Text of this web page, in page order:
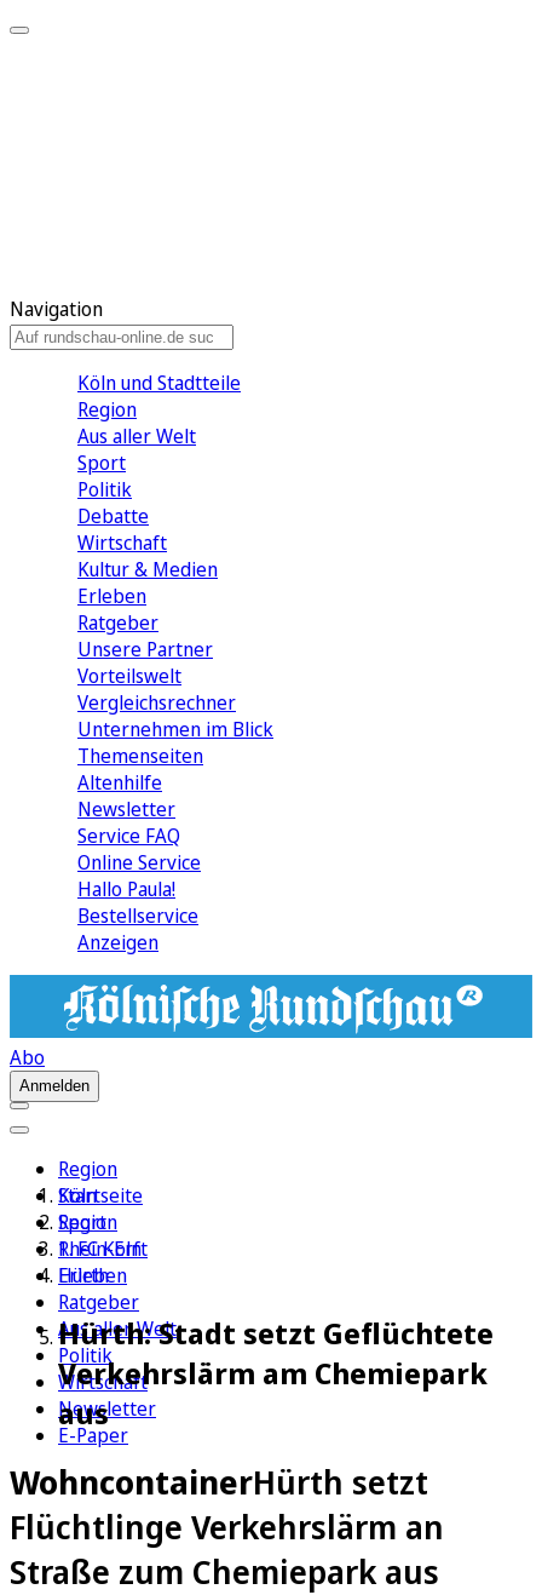
Navigation
Köln und Stadtteile
Region
Aus aller Welt
Sport
Politik
Debatte
Wirtschaft
Kultur & Medien
Erleben
Ratgeber
Unsere Partner
Vorteilswelt
Vergleichsrechner
Unternehmen im Blick
Themenseiten
Altenhilfe
Newsletter
Service FAQ
Online Service
Hallo Paula!
Bestellservice
Anzeigen
Abo
Anmelden
Region
Köln
Sport
1. FC Köln
Erleben
Ratgeber
Aus aller Welt
Politik
Wirtschaft
Newsletter
E-Paper
Startseite
Region
Rhein-Erft
Hürth
Hürth: Stadt setzt Geflüchtete
Verkehrslärm am Chemiepark
aus
WohncontainerHürth setzt
Flüchtlinge Verkehrslärm an
Straße zum Chemiepark aus